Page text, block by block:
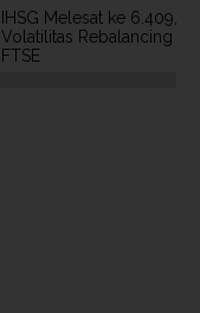
IHSG Melesat ke 6.409,
Volatilitas Rebalancing
FTSE